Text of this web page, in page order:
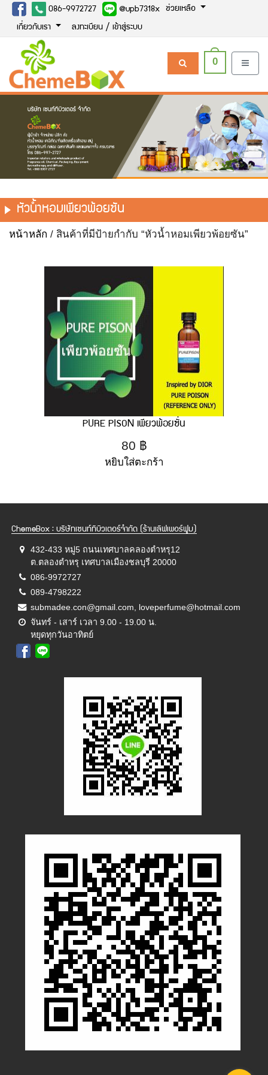
086-9972727 @upb7318x ช่วยเหลือ
เกี่ยวกับเรา ลงทะเบียน / เข้าสู่ระบบ
0
หัวน้ำหอมเพียวพ้อยซัน
หน้าหลัก / สินค้าที่มีป้ายกำกับ “หัวน้ำหอมเพียวพ้อยซัน”
PURE PISON เพียวพ้อยซั่น
80 ฿
หยิบใส่ตะกร้า
ChemeBox : บริษัทเซนท์ทิบิวเตอร์จำกัด (ร้านเลิฟเพอร์ฟูม)
432-433 หมู่5 ถนนเทศบาลคลองตำหรุ12
ต.ตลองตำหรุ เทศบาลเมืองชลบุรี 20000
086-9972727
089-4798222
submadee.con@gmail.com, loveperfume@hotmail.com
จันทร์ - เสาร์ เวลา 9.00 - 19.00 น.
หยุดทุกวันอาทิตย์